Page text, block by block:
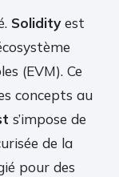
Solidityest
(EVM). Ce
concepts au
s’impose de
de la
pour des